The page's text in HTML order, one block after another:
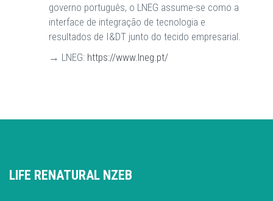
governo português, o LNEG assume-se como a
interface de integração de tecnologia e
resultados de I&DT junto do tecido empresarial.
→ LNEG: https://www.lneg.pt/
LIFE RENATURAL NZEB